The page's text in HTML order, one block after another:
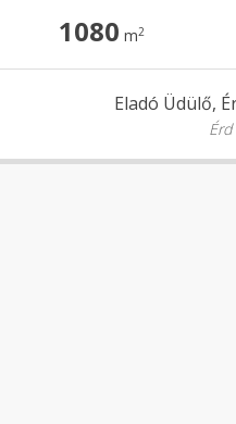
1080 m2
Eladó Üdülő,
Érd